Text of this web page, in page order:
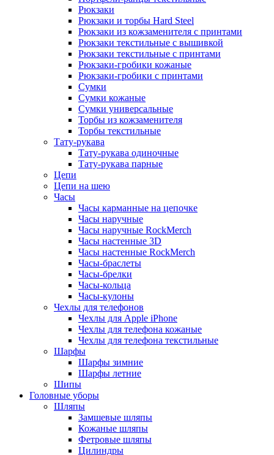
Рюкзаки
Рюкзаки и торбы Hard Steel
Рюкзаки из кожзаменителя с принтами
Рюкзаки текстильные с вышивкой
Рюкзаки текстильные с принтами
Рюкзаки-гробики кожаные
Рюкзаки-гробики с принтами
Сумки
Сумки кожаные
Сумки универсальные
Торбы из кожзаменителя
Торбы текстильные
Тату-рукава
Тату-рукава одиночные
Тату-рукава парные
Цепи
Цепи на шею
Часы
Часы карманные на цепочке
Часы наручные
Часы наручные RockMerch
Часы настенные 3D
Часы настенные RockMerch
Часы-браслеты
Часы-брелки
Часы-кольца
Часы-кулоны
Чехлы для телефонов
Чехлы для Apple iPhone
Чехлы для телефона кожаные
Чехлы для телефона текстильные
Шарфы
Шарфы зимние
Шарфы летние
Шипы
Головные уборы
Шляпы
Замшевые шляпы
Кожаные шляпы
Фетровые шляпы
Цилиндры